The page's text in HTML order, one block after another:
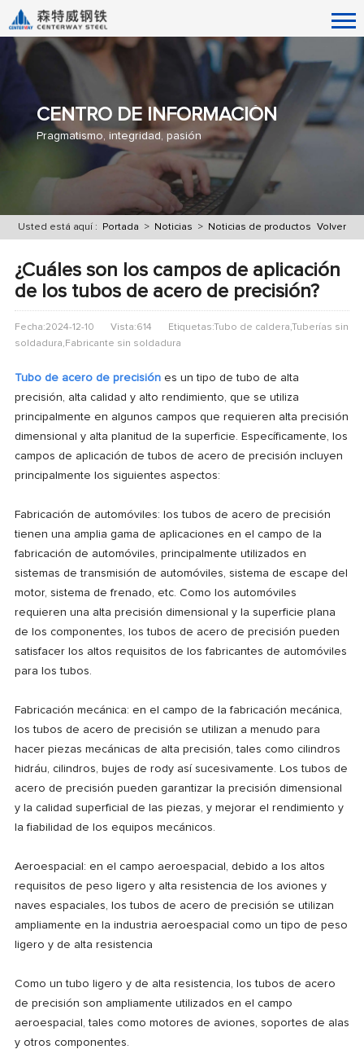
CENTRO DE INFORMACIÓN
Pragmatismo, integridad, pasión
Volver
Usted está aquí : Portada > Noticias > Noticias de productos
¿Cuáles son los campos de aplicación
de los tubos de acero de precisión?
Fecha:2024-12-10 Vista:614
Etiquetas:Tubo de caldera,Tuberías sin
soldadura,Fabricante sin soldadura
Tubo de acero de precisiónes un tipo de tubo de alta
precisión, alta calidad y alto rendimiento, que se utiliza
principalmente en algunos campos que requieren alta precisión
dimensional y alta planitud de la superficie. Específicamente, los
campos de aplicación de tubos de acero de precisión incluyen
principalmente los siguientes aspectos:
Fabricación de automóviles: los tubos de acero de precisión
tienen una amplia gama de aplicaciones en el campo de la
fabricación de automóviles, principalmente utilizados en
sistemas de transmisión de automóviles, sistema de escape del
motor, sistema de frenado, etc. Como los automóviles
requieren una alta precisión dimensional y la superficie plana
de los componentes, los tubos de acero de precisión pueden
satisfacer los altos requisitos de los fabricantes de automóviles
para los tubos.
Fabricación mecánica: en el campo de la fabricación mecánica,
los tubos de acero de precisión se utilizan a menudo para
hacer piezas mecánicas de alta precisión, tales como cilindros
hidráu, cilindros, bujes de rody así sucesivamente. Los tubos de
acero de precisión pueden garantizar la precisión dimensional
y la calidad superficial de las piezas, y mejorar el rendimiento y
la fiabilidad de los equipos mecánicos.
Aeroespacial: en el campo aeroespacial, debido a los altos
requisitos de peso ligero y alta resistencia de los aviones y
naves espaciales, los tubos de acero de precisión se utilizan
ampliamente en la industria aeroespacial como un tipo de peso
ligero y de alta resistencia
Como un tubo ligero y de alta resistencia, los tubos de acero
de precisión son ampliamente utilizados en el campo
aeroespacial, tales como motores de aviones, soportes de alas
y otros componentes.